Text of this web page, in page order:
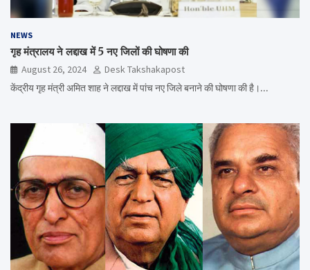
NEWS
गृह मंत्रालय ने लद्दाख में 5 नए जिलों की घोषणा की
August 26, 2024
Desk Takshakapost
केंद्रीय गृह मंत्री अमित शाह ने लद्दाख में पांच नए जिले बनाने की घोषणा की है।…